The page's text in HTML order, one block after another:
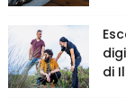
di